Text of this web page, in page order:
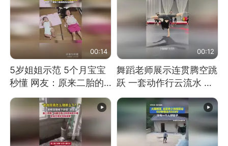
00:14
5岁姐姐示范 5个月宝宝
秒懂 网友：原来二胎的
快乐长这样
00:12
舞蹈老师展示连贯腾空跳
跃 一套动作行云流水 节
奏感拉满 网友：怎么做
到又舞又武的？